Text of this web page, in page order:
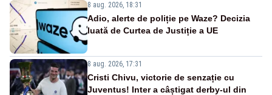
8 aug. 2026, 18:31
Adio, alerte de poliție pe Waze? Decizia
luată de Curtea de Justiție a UE
8 aug. 2026, 17:31
Cristi Chivu, victorie de senzație cu
Juventus! Inter a câștigat derby-ul din